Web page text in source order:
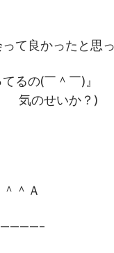
て良かったと思
るの(￣＾￣)』
気のせいか？)
＾Ａ